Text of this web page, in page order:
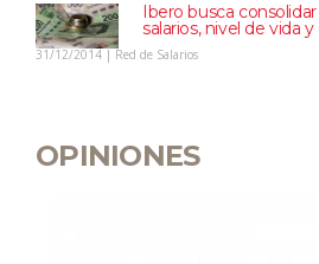
Ibero busca
salarios, nivel de vida
31/12/2014 | Red de Salarios
OPINIONES